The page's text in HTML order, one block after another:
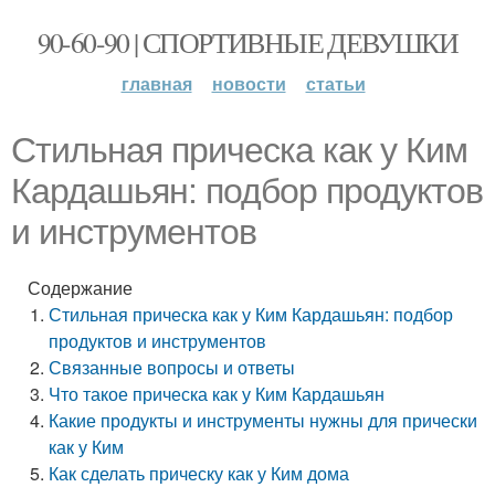
90-60-90 | СПОРТИВНЫЕ ДЕВУШКИ
главная новости статьи
Стильная прическа как у Ким
Кардашьян: подбор продуктов
и инструментов
Содержание
Стильная прическа как у Ким Кардашьян: подбор
продуктов и инструментов
Связанные вопросы и ответы
Что такое прическа как у Ким Кардашьян
Какие продукты и инструменты нужны для прически
как у Ким
Как сделать прическу как у Ким дома